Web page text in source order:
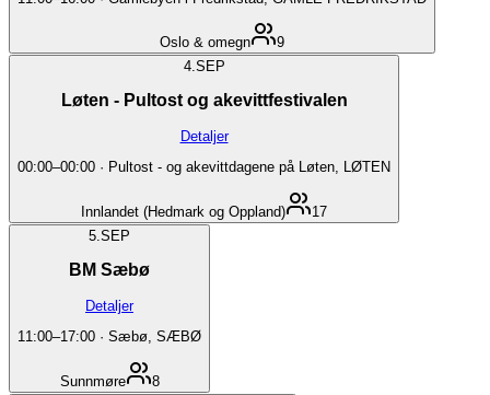
Oslo & omegn
9
4. SEP
Løten - Pultost og akevittfestivalen
Detaljer
00:00–00:00 · Pultost - og akevittdagene på Løten, LØTEN
Innlandet (Hedmark og Oppland)
17
5. SEP
BM Sæbø
Detaljer
11:00–17:00 · Sæbø, SÆBØ
Sunnmøre
8